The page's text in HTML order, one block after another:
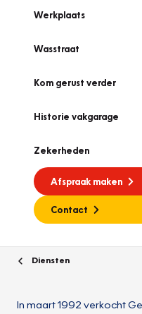
Werkplaats
Wasstraat
Kom gerust verder
Historie vakgarage
Zekerheden
Afspraak maken
Contact
Diensten
In maart 1992 verkocht